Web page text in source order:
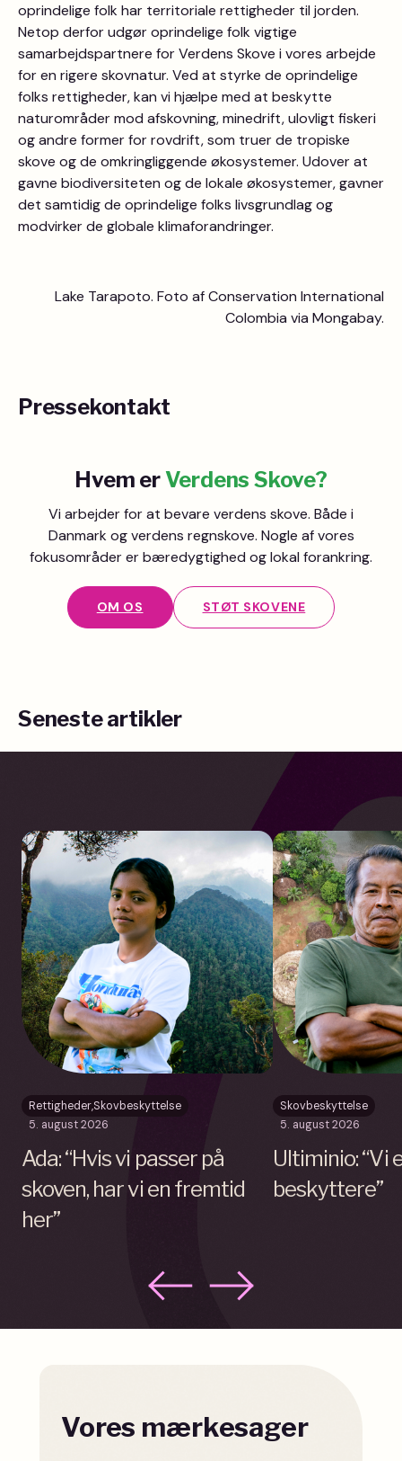
oprindelige folk har territoriale rettigheder til jorden.
Netop derfor udgør oprindelige folk vigtige
samarbejdspartnere for Verdens Skove i vores arbejde
for en rigere skovnatur. Ved at styrke de oprindelige
folks rettigheder, kan vi hjælpe med at beskytte
naturområder mod afskovning, minedrift, ulovligt fiskeri
og andre former for rovdrift, som truer de tropiske
skove og de omkringliggende økosystemer. Udover at
gavne biodiversiteten og de lokale økosystemer, gavner
det samtidig de oprindelige folks livsgrundlag og
modvirker de globale klimaforandringer.
Lake Tarapoto. Foto af Conservation International
Colombia via Mongabay.
Pressekontakt
Hvem erVerdens Skove?
Vi arbejder for at bevare verdens skove. Både i
Danmark og verdens regnskove. Nogle af vores
fokusområder er bæredygtighed og lokal forankring.
OM OS STØT SKOVENE
Seneste artikler
Rettigheder,Skovbeskyttelse
5. august 2026
Ada: “Hvis vi passer på
skoven, har vi en fremtid
her”
Skovbeskyttelse
5. august 2026
Ultiminio: “Vi
beskyttere”
Vores mærkesager